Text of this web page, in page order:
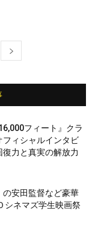
フィート』クラ
フィシャルインタビ
力と真実の解放力
の安田監督など豪華
シネマズ学生映画祭